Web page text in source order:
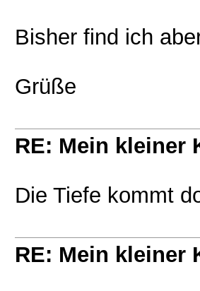
Bisher find ich
Grüße
RE: Mein kleiner
Die Tiefe kommt
RE: Mein kleiner